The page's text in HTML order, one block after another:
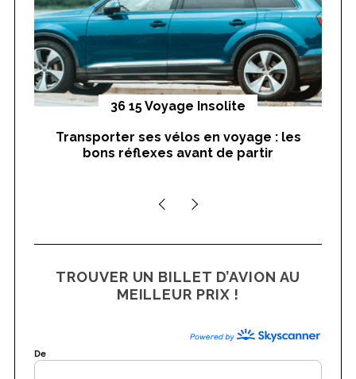
:
36 15 Voyage Insolite
Transporter ses vélos en voyage : les
bons réflexes avant de partir
TROUVER UN BILLET D’AVION AU
MEILLEUR PRIX !
r
c
h
f
o
r